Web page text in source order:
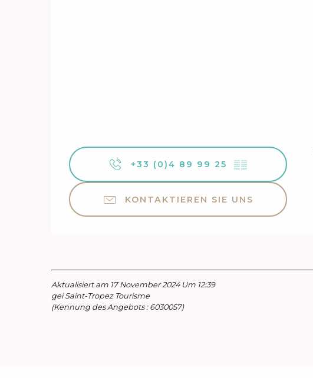
+33 (0)4 89 99 25 ▒▒
KONTAKTIEREN SIE UNS
Aktualisiert am 17 November 2024 Um 12:39
gei Saint-Tropez Tourisme
(Kennung des Angebots : 6030057)